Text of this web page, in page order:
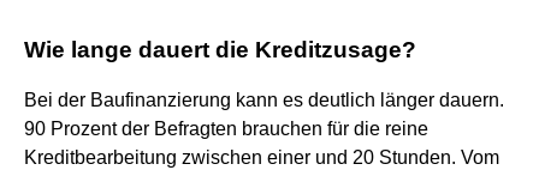
Wie lange dauert die Kreditzusage?
Bei der Baufinanzierung kann es deutlich länger dauern.
90 Prozent der Befragten brauchen für die reine
Kreditbearbeitung zwischen einer und 20 Stunden. Vom